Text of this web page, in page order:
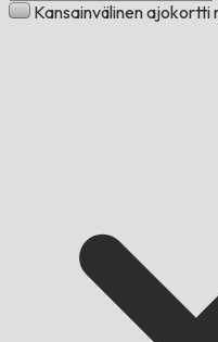
Kansainvälinen ajokortti